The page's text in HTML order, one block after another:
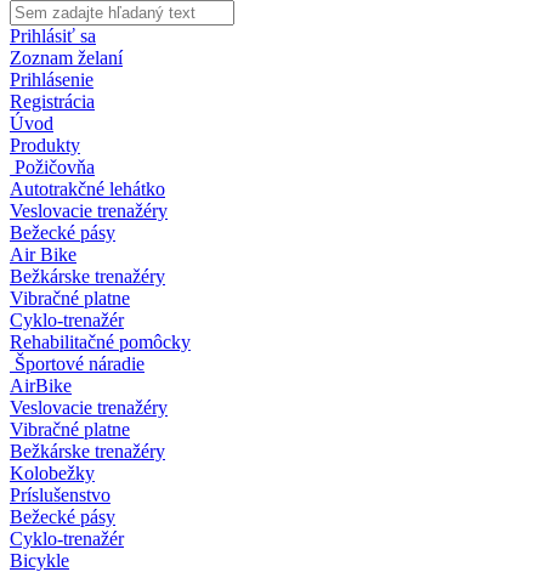
Prihlásiť sa
Zoznam želaní
Prihlásenie
Registrácia
Úvod
Produkty
Požičovňa
Autotrakčné lehátko
Veslovacie trenažéry
Bežecké pásy
Air Bike
Bežkárske trenažéry
Vibračné platne
Cyklo-trenažér
Rehabilitačné pomôcky
Športové náradie
AirBike
Veslovacie trenažéry
Vibračné platne
Bežkárske trenažéry
Kolobežky
Príslušenstvo
Bežecké pásy
Cyklo-trenažér
Bicykle